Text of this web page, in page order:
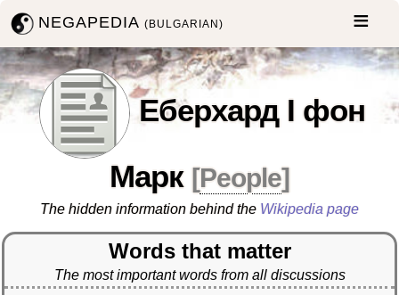
NEGAPEDIA(BULGARIAN)
Еберхард I фон
Марк [People]
The hidden information behind the Wikipedia page
Words that matter
The most important words from all discussions